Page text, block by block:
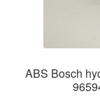
ABS Bosch